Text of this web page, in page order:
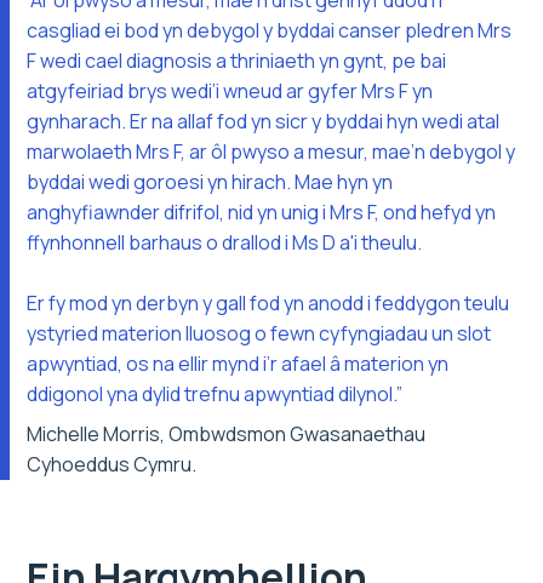
casgliad ei bod yn debygol y byddai canser pledren Mrs
F wedi cael diagnosis a thriniaeth yn gynt, pe bai
atgyfeiriad brys wedi’i wneud ar gyfer Mrs F yn
gynharach. Er na allaf fod yn sicr y byddai hyn wedi atal
marwolaeth Mrs F, ar ôl pwyso a mesur, mae’n debygol y
byddai wedi goroesi yn hirach. Mae hyn yn
anghyfiawnder difrifol, nid yn unig i Mrs F, ond hefyd yn
ffynhonnell barhaus o drallod i Ms D a'i theulu.
Er fy mod yn derbyn y gall fod yn anodd i feddygon teulu
ystyried materion lluosog o fewn cyfyngiadau un slot
apwyntiad, os na ellir mynd i’r afael â materion yn
ddigonol yna dylid trefnu apwyntiad dilynol.”
Michelle Morris, Ombwdsmon Gwasanaethau
Cyhoeddus Cymru.